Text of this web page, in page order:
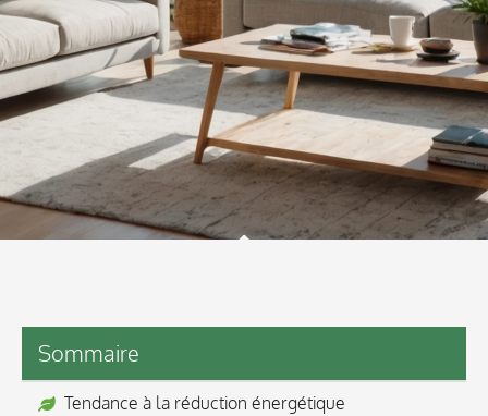
Sommaire
Tendance à la réduction énergétique